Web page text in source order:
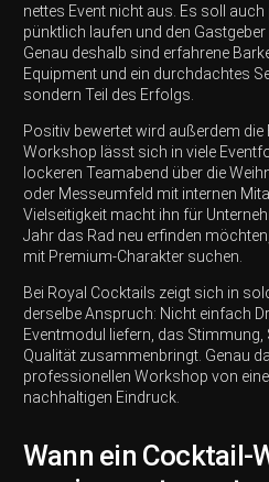
nettes Event nicht aus. Es soll
pünktlich laufen und den
Genau deshalb sind erfahrene
Equipment und ein durchdachtes
sondern Teil des Erfolgs.
Positiv bewertet wird außerdem die
Workshop lässt sich in viele
lockeren Teamabend über die
oder Messeumfeld mit internen
Vielseitigkeit macht ihn für
Jahr das Rad neu erfinden
mit Premium-Charakter suchen.
Bei Royal Cocktails zeigt sich in
derselbe Anspruch: Nicht einfach
Eventmodul liefern, das
Qualität zusammenbringt. Genau
professionellen Workshop von
nachhaltigen Eindruck.
Wann ein Cocktail-